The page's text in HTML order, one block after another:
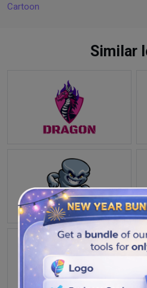
Cartoon
Similar